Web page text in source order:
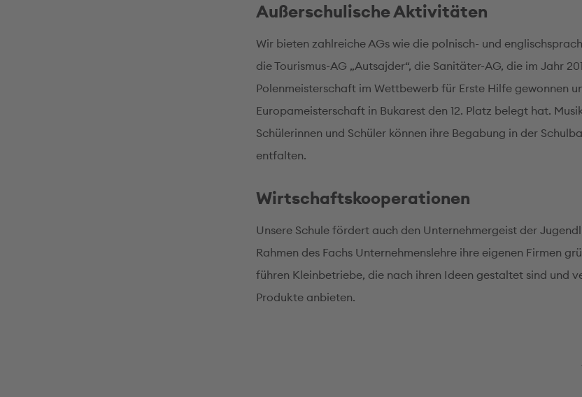
Außerschulische Aktivitäten
Wir bieten zahlreiche AGs wie die polnisch- und
die Tourismus-AG „Autsajder“, die Sanitäter-AG, die im Jahr
Polenmeisterschaft im Wettbewerb für Erste Hilfe gewonnen
Europameisterschaft in Bukarest den 12. Platz belegt hat.
Schülerinnen und Schüler können ihre Begabung in der
entfalten.
Wirtschaftskooperationen
Unsere Schule fördert auch den Unternehmergeist der
Rahmen des Fachs Unternehmenslehre ihre eigenen Firmen
führen Kleinbetriebe, die nach ihren Ideen gestaltet sind und
Produkte anbieten.